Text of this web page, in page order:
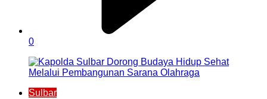
0
Sulbar